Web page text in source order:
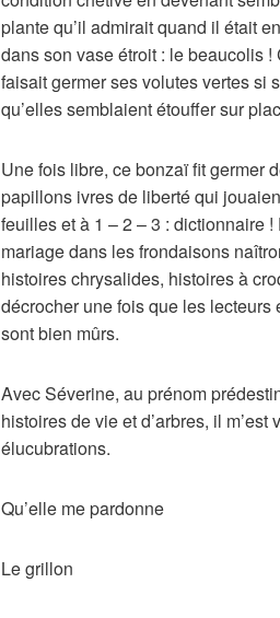
plante qu’il admirait quand il était
dans son vase étroit : le beaucolis !
faisait germer ses volutes vertes si
qu’elles semblaient étouffer sur
Une fois libre, ce bonzaï fit germer
papillons ivres de liberté qui
feuilles et à 1 – 2 – 3 : dictionnaire !
mariage dans les frondaisons
histoires chrysalides, histoires à
décrocher une fois que les lecteurs
sont bien mûrs.
Avec Séverine, au prénom
histoires de vie et d’arbres, il m’est
élucubrations.
Qu’elle me pardonne
Le grillon